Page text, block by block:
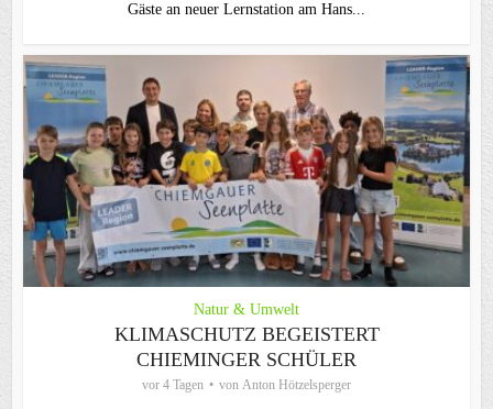
Gäste an neuer Lernstation am Hans...
Natur & Umwelt
KLIMASCHUTZ BEGEISTERT
CHIEMINGER SCHÜLER
vor 4 Tagen von Anton Hötzelsperger